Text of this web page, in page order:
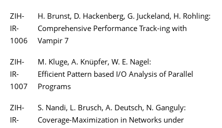
ZIH-
IR-
1006
H. Brunst, D. Hackenberg, G. Juckeland, H. Rohling:
Comprehensive Performance Track-ing with
Vampir 7
ZIH-
IR-
1007
M. Kluge, A. Knüpfer, W. E. Nagel:
Efficient Pattern based I/O Analysis of Parallel
Programs
ZIH-
IR-
S. Nandi, L. Brusch, A. Deutsch, N. Ganguly:
Coverage-Maximization in Networks under